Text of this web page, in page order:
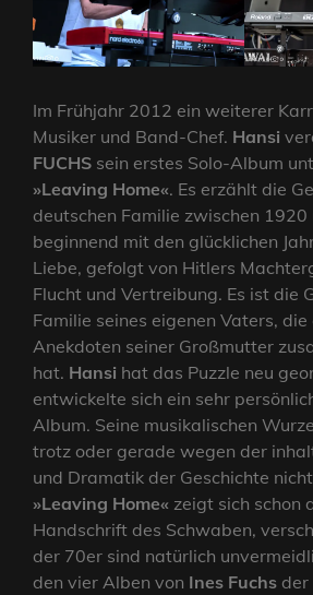
Im Frühjahr 2012 ein weiterer
Musiker und Band-Chef. Hansi
FUCHS sein erstes Solo-Album
»Leaving Home«. Es erzählt die
deutschen Familie zwischen 1920
beginnend mit den glücklichen
Liebe, gefolgt von Hitlers
Flucht und Vertreibung. Es ist die
Familie seines eigenen Vaters, die
Anekdoten seiner Großmutter
hat. Hansi hat das Puzzle neu
entwickelte sich ein sehr
Album. Seine musikalischen
trotz oder gerade wegen der
und Dramatik der Geschichte
»Leaving Home« zeigt sich schon
Handschrift des Schwaben,
der 70er sind natürlich
den vier Alben von Ines Fuchs